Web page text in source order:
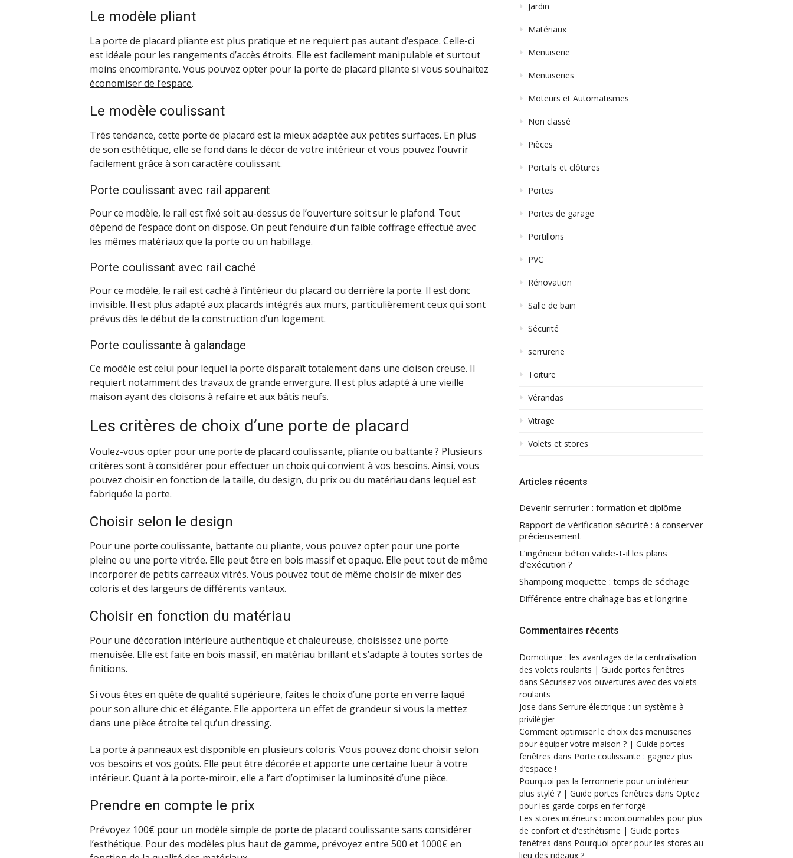
Le modèle pliant
La porte de placard pliante est plus pratique et ne requiert pas autant d’espace. Celle-ci
est idéale pour les rangements d’accès étroits. Elle est facilement manipulable et surtout
moins encombrante. Vous pouvez opter pour la porte de placard pliante si vous souhaitez
économiser de l’espace.
Le modèle coulissant
Très tendance, cette porte de placard est la mieux adaptée aux petites surfaces. En plus
de son esthétique, elle se fond dans le décor de votre intérieur et vous pouvez l’ouvrir
facilement grâce à son caractère coulissant.
Porte coulissant avec rail apparent
Pour ce modèle, le rail est fixé soit au-dessus de l’ouverture soit sur le plafond. Tout
dépend de l’espace dont on dispose. On peut l’enduire d’un faible coffrage effectué avec
les mêmes matériaux que la porte ou un habillage.
Porte coulissant avec rail caché
Pour ce modèle, le rail est caché à l’intérieur du placard ou derrière la porte. Il est donc
invisible. Il est plus adapté aux placards intégrés aux murs, particulièrement ceux qui sont
prévus dès le début de la construction d’un logement.
Porte coulissante à galandage
Ce modèle est celui pour lequel la porte disparaît totalement dans une cloison creuse. Il
requiert notamment des travaux de grande envergure. Il est plus adapté à une vieille
maison ayant des cloisons à refaire et aux bâtis neufs.
Les critères de choix d’une porte de placard
Voulez-vous opter pour une porte de placard coulissante, pliante ou battante ? Plusieurs
critères sont à considérer pour effectuer un choix qui convient à vos besoins. Ainsi, vous
pouvez choisir en fonction de la taille, du design, du prix ou du matériau dans lequel est
fabriquée la porte.
Choisir selon le design
Pour une porte coulissante, battante ou pliante, vous pouvez opter pour une porte
pleine ou une porte vitrée. Elle peut être en bois massif et opaque. Elle peut tout de même
incorporer de petits carreaux vitrés. Vous pouvez tout de même choisir de mixer des
coloris et des largeurs de différents vantaux.
Choisir en fonction du matériau
Pour une décoration intérieure authentique et chaleureuse, choisissez une porte
menuisée. Elle est faite en bois massif, en matériau brillant et s’adapte à toutes sortes de
finitions.
Si vous êtes en quête de qualité supérieure, faites le choix d’une porte en verre laqué
pour son allure chic et élégante. Elle apportera un effet de grandeur si vous la mettez
dans une pièce étroite tel qu’un dressing.
La porte à panneaux est disponible en plusieurs coloris. Vous pouvez donc choisir selon
vos besoins et vos goûts. Elle peut être décorée et apporte une certaine lueur à votre
intérieur. Quant à la porte-miroir, elle a l’art d’optimiser la luminosité d’une pièce.
Prendre en compte le prix
Prévoyez 100€ pour un modèle simple de porte de placard coulissante sans considérer
l’esthétique. Pour des modèles plus haut de gamme, prévoyez entre 500 et 1000€ en
Jardin
Matériaux
Menuiserie
Menuiseries
Moteurs et Automatismes
Non classé
Pièces
Portails et clôtures
Portes
Portes de garage
Portillons
PVC
Rénovation
Salle de bain
Sécurité
serrurerie
Toiture
Vérandas
Vitrage
Volets et stores
Articles récents
Devenir serrurier : formation et diplôme
Rapport de vérification sécurité : à conserver
précieusement
L’ingénieur béton valide-t-il les plans
d’exécution ?
Shampoing moquette : temps de séchage
Différence entre chaînage bas et longrine
Commentaires récents
Domotique : les avantages de la centralisation
des volets roulants | Guide portes fenêtres
dans Sécurisez vos ouvertures avec des volets
roulants
Jose dans Serrure électrique : un système à
privilégier
Comment optimiser le choix des menuiseries
pour équiper votre maison ? | Guide portes
fenêtres dans Porte coulissante : gagnez plus
d’espace !
Pourquoi pas la ferronnerie pour un intérieur
plus stylé ? | Guide portes fenêtres dans Optez
pour les garde-corps en fer forgé
Les stores intérieurs : incontournables pour plus
de confort et d'esthétisme | Guide portes
fenêtres dans Pourquoi opter pour les stores au
lieu des rideaux ?